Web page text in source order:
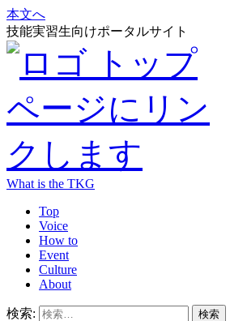
本文へ
技能実習生向けポータルサイト
What is the TKG
Top
Voice
How to
Event
Culture
About
検索: